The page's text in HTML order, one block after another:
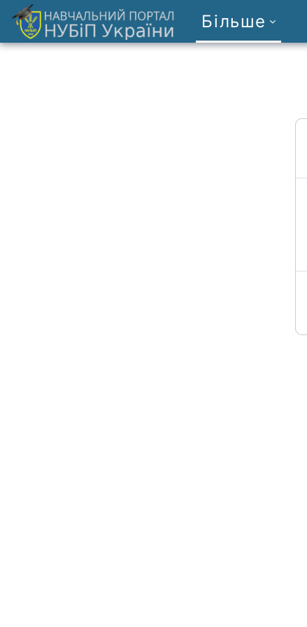
Перейти до головного вмісту
Більше